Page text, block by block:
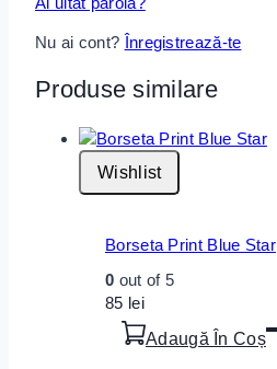
Nu ai cont? Înregistrează-te
Produse similare
Wishlist
Borseta Print Blue Star
0 out of 5
85 lei
Adaugă În Coș